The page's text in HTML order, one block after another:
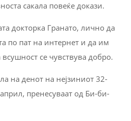
сакала повеќе докази.
докторка Гранато, лично да
по пат на интернет и да им
се чувствува добро.
на денот на нејзиниот 32-
пренесуваат од Би-би-